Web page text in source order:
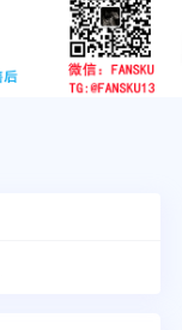
TikTok
YouTube